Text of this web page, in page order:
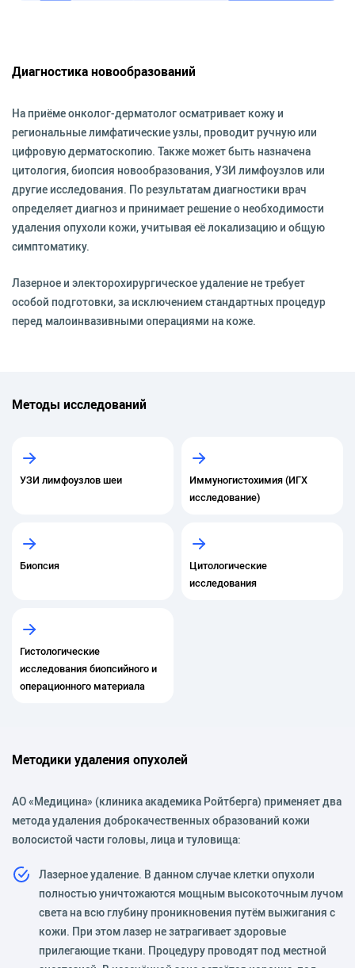
Диагностика новообразований
На приёме онколог-дерматолог осматривает кожу и
региональные лимфатические узлы, проводит ручную или
цифровую дерматоскопию. Также может быть назначена
цитология, биопсия новообразования, УЗИ лимфоузлов или
другие исследования. По результатам диагностики врач
определяет диагноз и принимает решение о необходимости
удаления опухоли кожи, учитывая её локализацию и общую
симптоматику.
Лазерное и электорохирургическое удаление не требует
особой подготовки, за исключением стандартных процедур
перед малоинвазивными операциями на коже.
Методы исследований
УЗИ лимфоузлов шеи
Иммуногистохимия (ИГХ
исследование)
Биопсия
Цитологические
исследования
Гистологические
исследования биопсийного и
операционного материала
Методики удаления опухолей
АО «Медицина» (клиника академика Ройтберга) применяет два
метода удаления доброкачественных образований кожи
волосистой части головы, лица и туловища:
Лазерное удаление. В данном случае клетки опухоли
полностью уничтожаются мощным высокоточным лучом
света на всю глубину проникновения путём выжигания с
кожи. При этом лазер не затрагивает здоровые
прилегающие ткани. Процедуру проводят под местной